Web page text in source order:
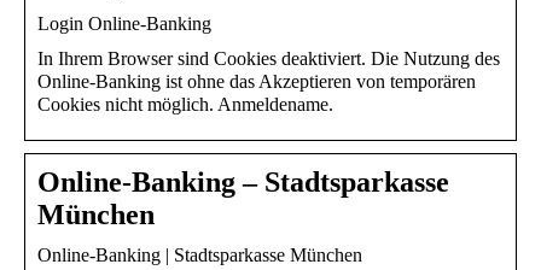
Login Online-Banking
In Ihrem Browser sind Cookies deaktiviert. Die Nutzung des
Online-Banking ist ohne das Akzeptieren von temporären
Cookies nicht möglich. Anmeldename.
Online-Banking – Stadtsparkasse
München
Online-Banking | Stadtsparkasse München